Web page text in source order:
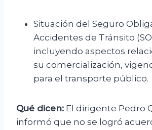
Situación del Seguro
Accidentes de Tránsito
incluyendo aspectos
su comercialización,
para el transporte público.
Qué dicen: El dirigente Pedro
informó que no se logró